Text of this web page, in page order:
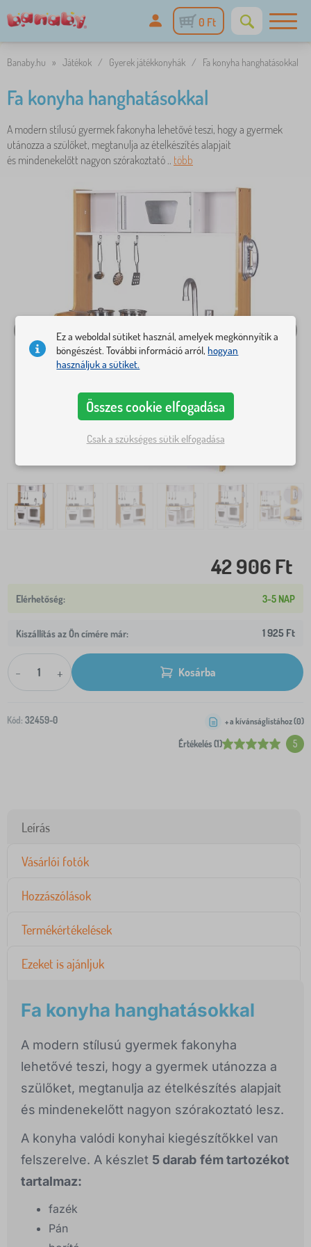
0 Ft
Banaby.hu » Játékok / Gyerek játékkonyhák / Fa konyha hanghatásokkal
Fa konyha hanghatásokkal
A modern stílusú gyermek fakonyha lehetővé teszi, hogy a gyermek
utánozza a szülőket, megtanulja az ételkészítés alapjait
és mindenekelőtt nagyon szórakoztató .. több
42 906 Ft
3-5 NAP
Kiszállítás az Ön címére már: 1 925 Ft
- + Kosárba
Kód: 32459-0
Értékelés (1) 5
+ a kívánságlistához (0)
Leírás
Vásárlói fotók
Hozzászólások
Termékértékelések
Ezeket is ajánljuk
Fa konyha hanghatásokkal
A modern stílusú gyermek fakonyha
lehetővé teszi, hogy a gyermek utánozza a
szülőket, megtanulja az ételkészítés alapjait
és mindenekelőtt nagyon szórakoztató lesz.
A konyha valódi konyhai kiegészítőkkel van
felszerelve. A készlet 5 darab fém tartozékot
tartalmaz:
fazék
Pán
Ez a weboldal sütiket használ, amelyek megkönnyítik a
böngészést. További információ arról,hogyan
használjuk a sütiket.
Összes cookie elfogadása
Csak a szükséges sütik elfogadása